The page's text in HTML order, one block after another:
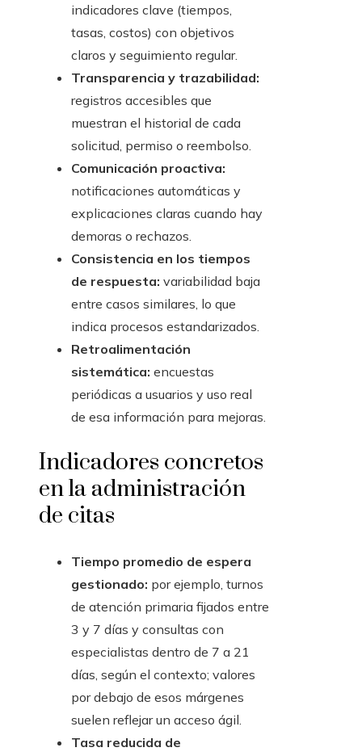
indicadores clave (tiempos,
tasas, costos) con objetivos
claros y seguimiento regular.
Transparencia y trazabilidad:
registros accesibles que
muestran el historial de cada
solicitud, permiso o reembolso.
Comunicación proactiva:
notificaciones automáticas y
explicaciones claras cuando hay
demoras o rechazos.
Consistencia en los tiempos
de respuesta: variabilidad baja
entre casos similares, lo que
indica procesos estandarizados.
Retroalimentación
sistemática: encuestas
periódicas a usuarios y uso real
de esa información para mejoras.
Indicadores concretos
en la administración
de citas
Tiempo promedio de espera
gestionado: por ejemplo, turnos
de atención primaria fijados entre
3 y 7 días y consultas con
especialistas dentro de 7 a 21
días, según el contexto; valores
por debajo de esos márgenes
suelen reflejar un acceso ágil.
Tasa reducida de